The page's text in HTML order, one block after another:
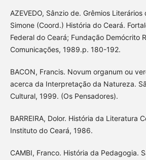
AZEVEDO, Sânzio de. Grêmios Literários
Simone (Coord.) História do Ceará.
Federal do Ceará; Fundação Demócrito
Comunicações, 1989.p. 180-192.
BACON, Francis. Novum organum ou
acerca da Interpretação da Natureza.
Cultural, 1999. (Os Pensadores).
BARREIRA, Dolor. História da Literatura
Instituto do Ceará, 1986.
CAMBI, Franco. História da Pedagogia.